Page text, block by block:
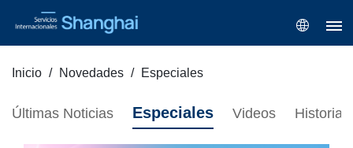
Inicio Novedades Especiales
Últimas Noticias Especiales Videos